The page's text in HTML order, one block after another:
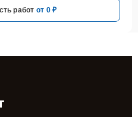
работ от 0 ₽